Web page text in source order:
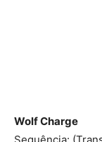
Wolf Charge
Sequência: